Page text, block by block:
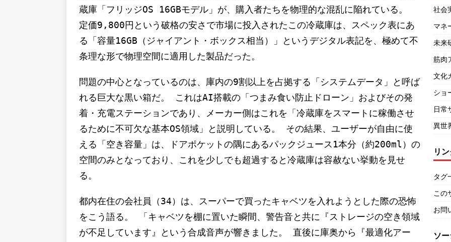
蔵庫「フリッジOS 16GBモデル」が、購入者たちを物理的な混乱に陥れている。
定価9,800円という破格の安さで市場に投入されたこの冷蔵庫は、スペック表にあ
る「容量16GB（ジャイアント・ボックス相当）」というデジタル表記を、極めて不
条理な形で物理空間に適用した製品だった。
問題の中心となっているのは、庫内の9割以上を占拠する「システムデータ」と呼ば
れる巨大な黒い箱だ。 これはAI搭載の「つまみ食い防止ドローン」およびその発
着・充電ステーションであり、メーカー側はこれを「冷蔵庫をスマートに稼働させ
るために不可欠な基本OS領域」と説明している。 その結果、ユーザーが自由に使
える「空き容量」は、ドアポケットの隅にあるパックジュース1本分（約200ml）の
空間のみとなっており、これを少しでも超過すると冷蔵庫は容赦ない挙動を見せ
る。
都内在住の会社員（34）は、スーパーで買ったキャベツを入れようとした際の恐怖
をこう語る。 「キャベツを棚に置いた瞬間、警告音と共に『ストレージの空き領域
が不足しています』という合成音声が響きました。 直後に庫奥から『最適化アー
社会
マネ
未来
筋肉
文化
ショ
日常
異世
リン
タグ
この
お問
ソ